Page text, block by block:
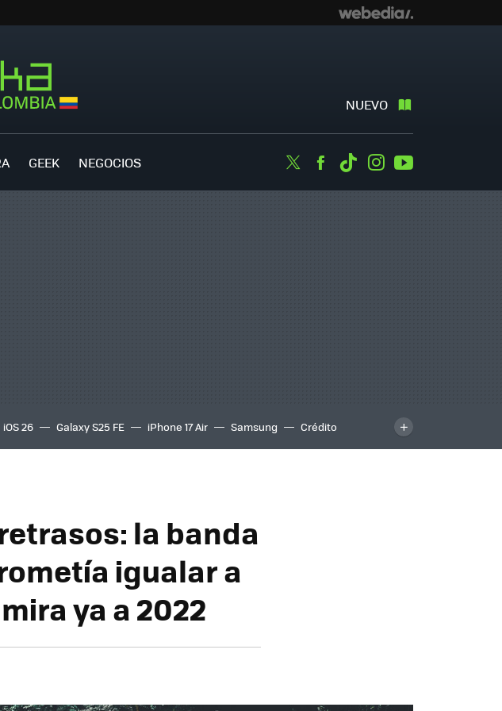
NUEVO
GEEK NEGOCIOS TwitterFacebook
TiktokInstagram
iOS 26 Galaxy S25 FE iPhone 17 Air Samsung
Crédito
la banda
igualar a
ya a 2022